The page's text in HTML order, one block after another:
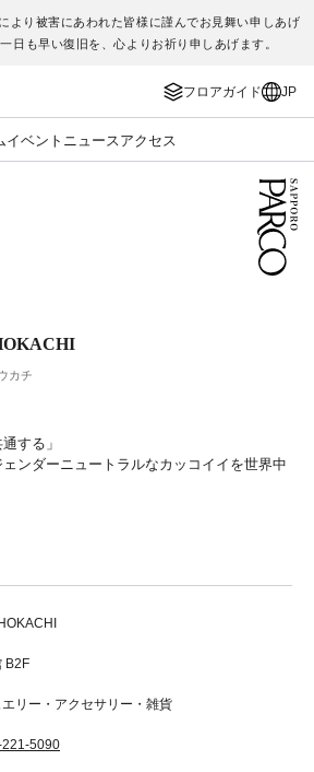
より被害にあわれた皆様に謹んでお見舞い申しあげ
日も早い復旧を、心よりお祈り申しあげます。
フロアガイド JP
イベント ニュース アクセス
ス
カチ
する」
ンダーニュートラルなカッコイイを世界中
B2F
エリー・アクセサリー・雑貨
221-5090